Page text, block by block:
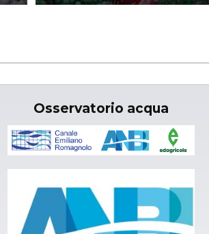
Osservatorio acqua